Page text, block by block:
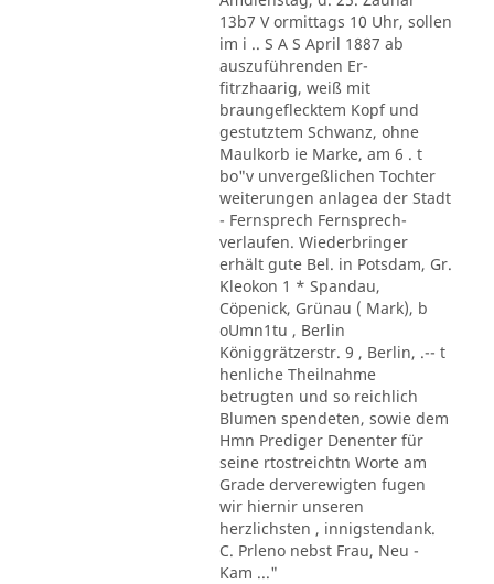
13b7 V ormittags 10 Uhr, sollen
im i .. S A S April 1887 ab
auszuführenden Er-
fitrzhaarig, weiß mit
braungeflecktem Kopf und
gestutztem Schwanz, ohne
Maulkorb ie Marke, am 6 . t
bo"v unvergeßlichen Tochter
weiterungen anlagea der Stadt
- Fernsprech Fernsprech-
verlaufen. Wiederbringer
erhält gute Bel. in Potsdam, Gr.
Kleokon 1 * Spandau,
Cöpenick, Grünau ( Mark), b
oUmn1tu , Berlin
Königgrätzerstr. 9 , Berlin, .-- t
henliche Theilnahme
betrugten und so reichlich
Blumen spendeten, sowie dem
Hmn Prediger Denenter für
seine rtostreichtn Worte am
Grade derverewigten fugen
wir hiernir unseren
herzlichsten , innigstendank.
C. Prleno nebst Frau, Neu -
Kam ..."